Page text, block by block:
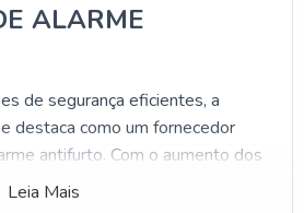
ALARME
de segurança eficientes, a
destaca como um fornecedor
antifurto. Com o aumento dos
e comércios, é essencial
Leia Mais